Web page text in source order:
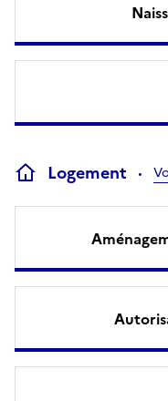
Logement